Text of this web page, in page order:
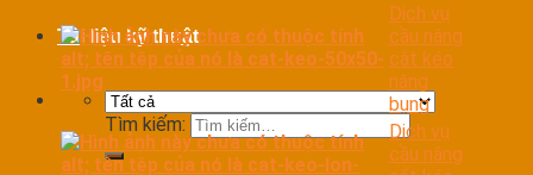
Tài liệu kỹ thuật
Tìm kiếm:
Dịch vụ
cầu nâng
cắt kéo
nâng
bụng
Dịch vụ
cầu nâng